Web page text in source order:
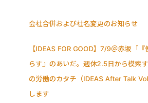
会社合併および社名変更のお知らせ
【IDEAS FOR GOOD】7/9＠赤坂「
らす』のあいだ。週休2.5日から模索
の労働のカタチ（IDEAS After Talk
します